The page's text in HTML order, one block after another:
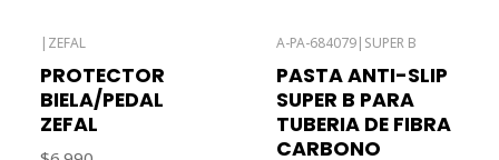
| ZEFAL
PROTECTOR
BIELA/PEDAL
ZEFAL
A-PA-684079| SUPER B
PASTA ANTI-SLIP
SUPER B PARA
TUBERIA DE FIBRA
CARBONO